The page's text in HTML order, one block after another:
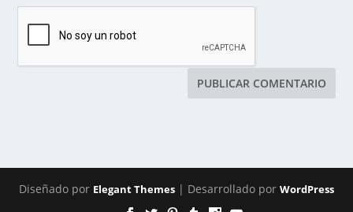
Diseñado por Elegant Themes | Desarrollado por WordPress